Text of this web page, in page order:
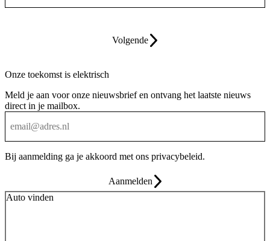
Volgende
Onze toekomst is elektrisch
Meld je aan voor onze nieuwsbrief en ontvang het laatste nieuws
direct in je mailbox.
Bij aanmelding ga je akkoord met ons privacybeleid.
Aanmelden
Auto vinden